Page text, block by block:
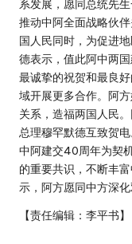
系发展，愿同总统先
推动中阿全面战略伙
国人民同时，为促进
德表示，值此阿中两
最诚挚的祝贺和最良
域开展更多合作。阿
关系，造福两国人民
总理穆罕默德互致贺
中阿建交40周年为契
的重要共识，不断丰
示，阿方愿同中方深
【责任编辑：李平书】